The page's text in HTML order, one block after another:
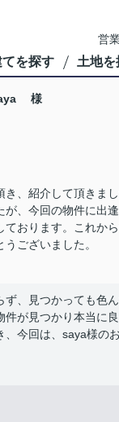
営
を探す 土地を
様
、紹介して頂きま
、今回の物件に出
ております。これか
ございました。
ず、見つかっても色
件が見つかり本当に
、今回は、saya様の